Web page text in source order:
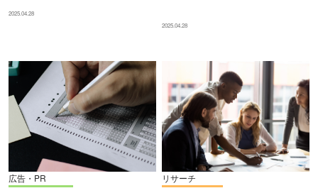
2025.04.28
2025.04.28
広告・PR リサーチ